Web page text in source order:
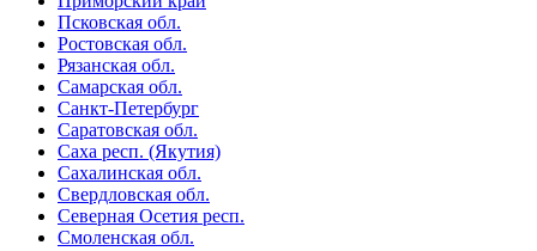
Псковская обл.
Ростовская обл.
Рязанская обл.
Самарская обл.
Санкт-Петербург
Саратовская обл.
Саха респ. (Якутия)
Сахалинская обл.
Свердловская обл.
Северная Осетия респ.
Смоленская обл.